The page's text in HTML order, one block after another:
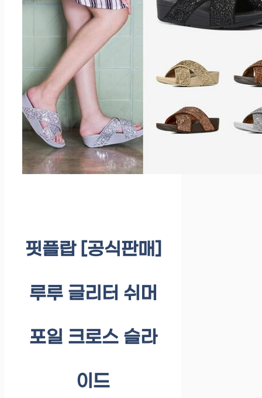
핏플랍 [공식판매]
루루 글리터 쉬머
포일 크로스 슬라
이드